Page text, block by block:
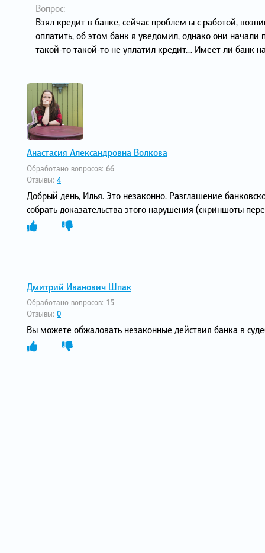
Вопрос:
Взял кредит в банке, сейчас проблем ы с работой,
оплатить, об этом банк я уведомил, однако они
такой-то такой-то не уплатил кредит… Имеет ли банк
Анастасия Александровна Волкова
Обработано вопросов: 66
Отзывы: 4
Добрый день, Илья. Это незаконно. Разглашение
собрать доказательства этого нарушения (скриншоты
Дмитрий Иванович Шпак
Обработано вопросов: 15
Отзывы: 0
Вы можете обжаловать незаконные действия банка в